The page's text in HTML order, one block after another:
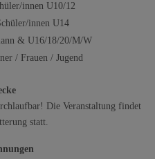
innen U10/12
innen U14
& U16/18/20/M/W
/ Frauen / Jugend
Die Veranstaltung findet
statt.